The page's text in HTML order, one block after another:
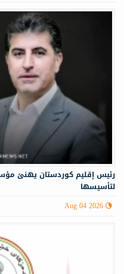
رئيس إقليم كوردستان يهنئ
لتأسيسها
Aug 04 2026